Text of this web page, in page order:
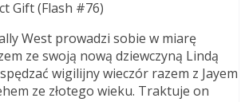
West prowadzi sobie w miarę
ze swoją nową dziewczyną Lindą
wigilijny wieczór razem z Jayem
ze złotego wieku. Traktuje on